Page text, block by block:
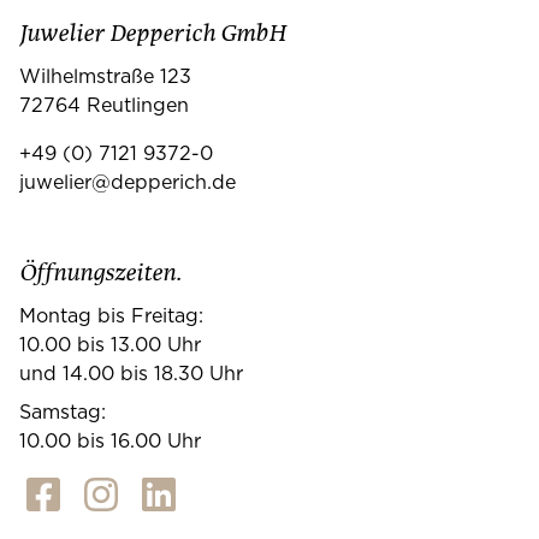
Juwelier Depperich GmbH
Wilhelmstraße 123
72764 Reutlingen
+49 (0) 7121 9372-0
juwelier@depperich.de
Öffnungszeiten.
Montag bis Freitag:
10.00 bis 13.00 Uhr
und 14.00 bis 18.30 Uhr
Samstag:
10.00 bis 16.00 Uhr